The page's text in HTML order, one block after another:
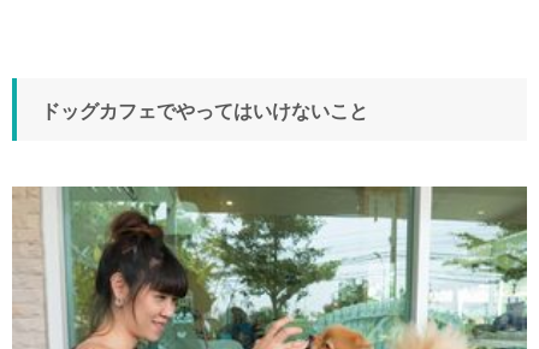
ドッグカフェでやってはいけないこと